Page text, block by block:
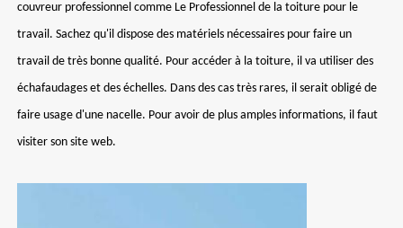
couvreur professionnel comme Le Professionnel de la toiture pour le
travail. Sachez qu'il dispose des matériels nécessaires pour faire un
travail de très bonne qualité. Pour accéder à la toiture, il va utiliser des
échafaudages et des échelles. Dans des cas très rares, il serait obligé de
faire usage d'une nacelle. Pour avoir de plus amples informations, il faut
visiter son site web.